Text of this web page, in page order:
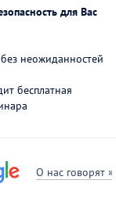
для Вас
неожиданностей
бесплатная
О нас говорят »